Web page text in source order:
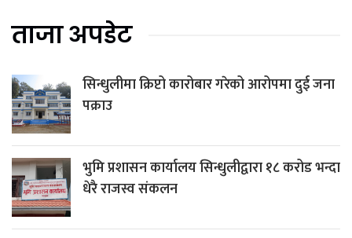
ताजा अपडेट
सिन्धुलीमा क्रिप्टो कारोबार गरेको आरोपमा दुई जना
पक्राउ
भुमि प्रशासन कार्यालय सिन्धुलीद्वारा १८ करोड भन्दा
धेरै राजस्व संकलन